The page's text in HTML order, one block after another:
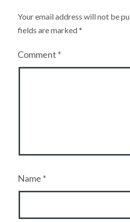
Your email address will not be
fields are marked*
Comment *
Name *